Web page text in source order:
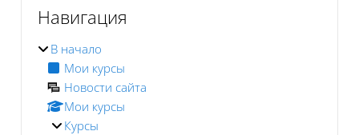
Навигация
В начало
Мои курсы
Новости сайта
Мои курсы
Курсы